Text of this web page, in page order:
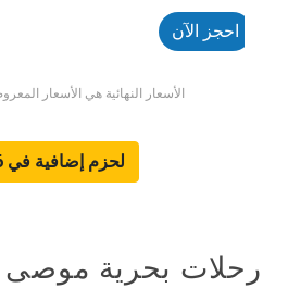
احجز الآن
* الأسعار النهائية هي الأسعار
لحزم إضافية في 2026
رحلات بحرية موصى